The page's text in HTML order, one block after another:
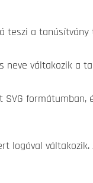
teszi a tanúsítvány
neve váltakozik a
formátumban,
logóval váltakozik.